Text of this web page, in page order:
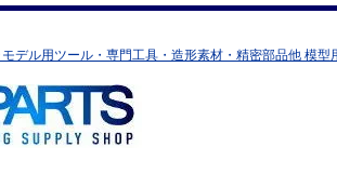
デル用ツール・専門工具・造形素材・精密部品他 模型